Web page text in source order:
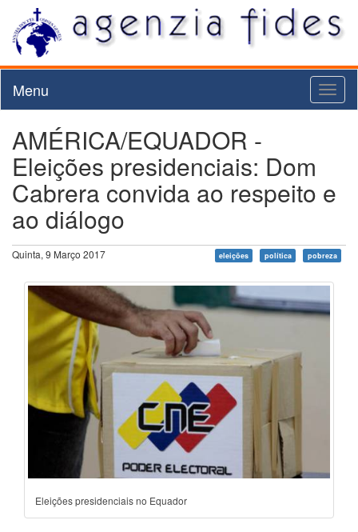
Menu
AMÉRICA/EQUADOR -
Eleições presidenciais: Dom
Cabrera convida ao respeito e
ao diálogo
Quinta, 9 Março 2017 eleições política pobreza
Eleições presidenciais no Equador